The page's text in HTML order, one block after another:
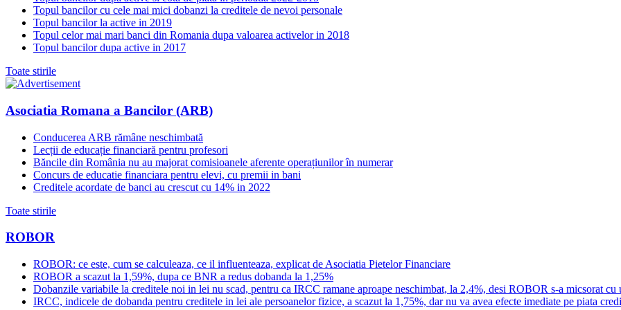
Topul bancilor cu cele mai mici dobanzi la creditele de nevoi personale
Topul bancilor la active in 2019
Topul celor mai mari banci din Romania dupa valoarea activelor in 2018
Topul bancilor dupa active in 2017
Toate stirile
Asociatia Romana a Bancilor (ARB)
Conducerea ARB rămâne neschimbată
Lecții de educație financiară pentru profesori
Băncile din România nu au majorat comisioanele aferente operațiunilor în numerar
Concurs de educatie financiara pentru elevi, cu premii in bani
Creditele acordate de banci au crescut cu 14% in 2022
Toate stirile
ROBOR
ROBOR: ce este, cum se calculeaza, ce il influenteaza, explicat de Asociatia Pietelor Financiare
ROBOR a scazut la 1,59%, dupa ce BNR a redus dobanda la 1,25%
Dobanzile variabile la creditele noi in lei nu scad, pentru ca IRCC ramane aproape neschimbat, la 2,4%, desi ROBOR s-a micsorat cu
IRCC, indicele de dobanda pentru creditele in lei ale persoanelor fizice, a scazut la 1,75%, dar nu va avea efecte imediate pe piata